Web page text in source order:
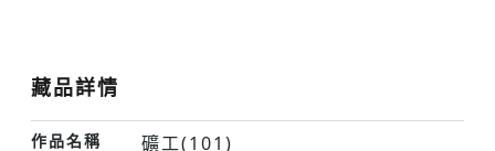
藏品詳情
作品名稱 礦工(101)